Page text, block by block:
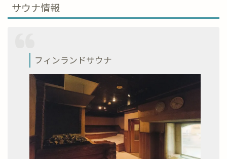
サウナ情報
フィンランドサウナ